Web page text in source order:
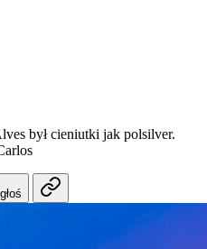
był cieniutki jak polsilver.